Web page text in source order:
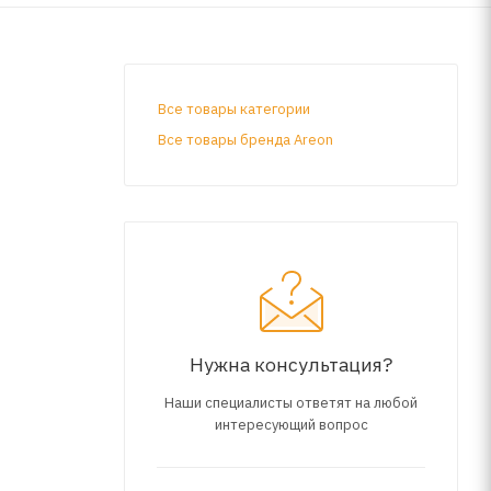
Все товары категории
Все товары бренда Areon
Нужна консультация?
Наши специалисты ответят на любой
интересующий вопрос